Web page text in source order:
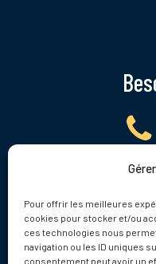
Pour offrir les meilleures
cookies pour stocker et/ou
ces technologies nous
navigation ou les ID uniques
consentement peut avoir un